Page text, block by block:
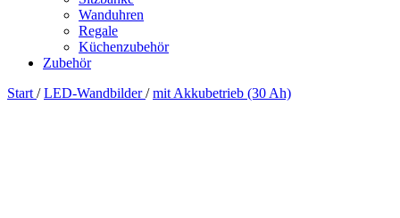
Wanduhren
Regale
Küchenzubehör
Zubehör
Start / LED-Wandbilder/ mit Akkubetrieb (30 Ah)